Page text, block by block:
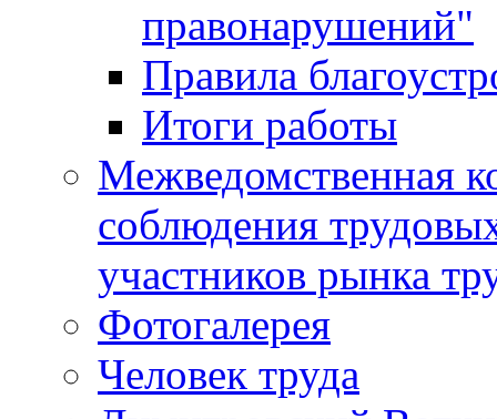
правонарушений"
Правила
Итоги работы
Межведомственная
соблюдения
участников рынка
Фотогалерея
Человек труда